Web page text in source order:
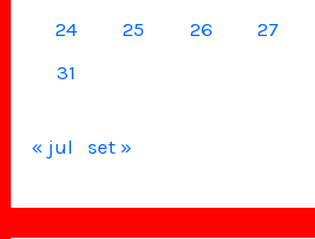
24
25 26 27
31
« jul set »